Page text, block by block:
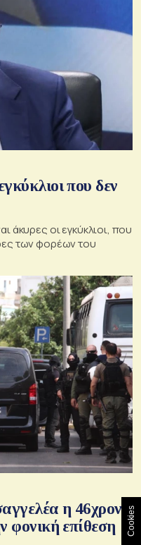
που δεν
άκυρες οι εγκύκλιοι, που
των φορέων του
η 46χρονη
φονική επίθεση
Cookies